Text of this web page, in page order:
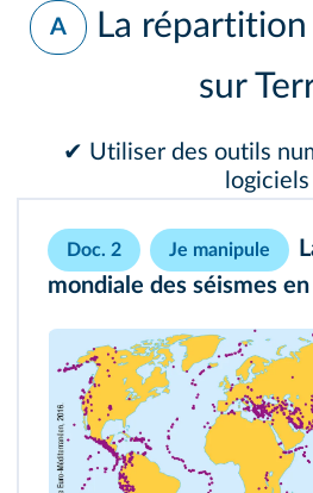
A
La
sur
✔ Utiliser des outils
logiciels
Doc. 2 Je manipule
mondiale des séismes